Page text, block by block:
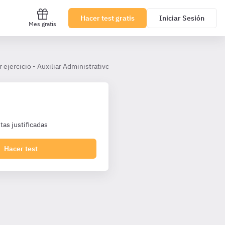
Mes gratis
Hacer test gratis Iniciar Sesión
ejercicio - Auxiliar Administrativo Ayuntamiento de Palma
justificadas
Hacer test